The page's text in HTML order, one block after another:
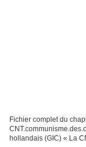
Fichier complet du
hollandais (GIC) « La